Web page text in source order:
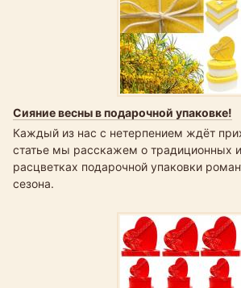
Сияние весны в подарочной упаковке!
Каждый из нас с нетерпением ждёт
статье мы расскажем о традиционных
расцветках подарочной упаковки
сезона.